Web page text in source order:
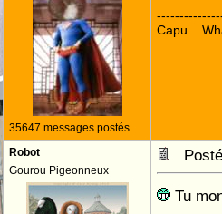
35647 messages postés
Capu...
Robot
Gourou Pigeonneux
Tu